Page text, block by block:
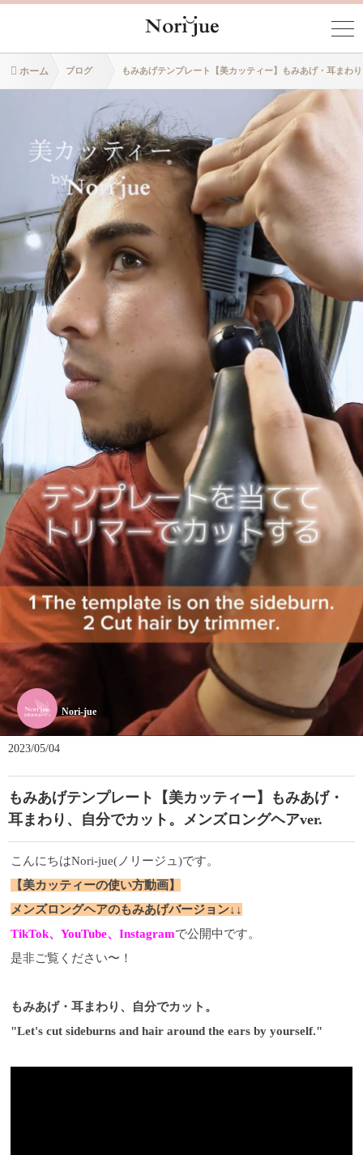
ホーム ブログ もみあげテンプレート【美カッティー】もみあげ・耳まわ
Nori-jue
2023/05/04
もみあげテンプレート【美カッティー】もみあげ・
耳まわり、自分でカット。メンズロングヘアver.
こんにちはNori-jue(ノリージュ)です。
【美カッティーの使い方動画】
メンズロングヘアのもみあげバージョン↓↓
TikTok、YouTube、Instagramで公開中です。
是非ご覧ください〜！
もみあげ・耳まわり、自分でカット。
"Let's cut sideburns and hair around the ears by yourself."